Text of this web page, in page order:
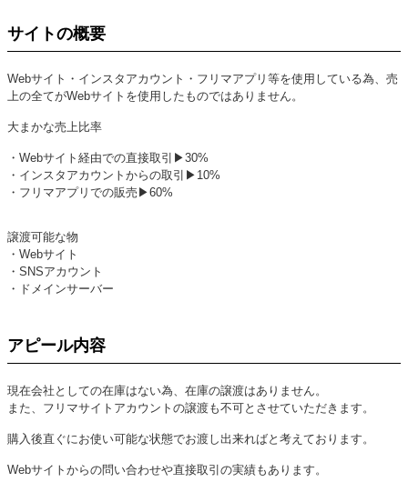
サイトの概要
Webサイト・インスタアカウント・フリマアプリ等を使用している為、売
上の全てがWebサイトを使用したものではありません。
大まかな売上比率
・Webサイト経由での直接取引▶30%
・インスタアカウントからの取引▶10%
・フリマアプリでの販売▶60%
譲渡可能な物
・Webサイト
・SNSアカウント
・ドメインサーバー
アピール内容
現在会社としての在庫はない為、在庫の譲渡はありません。
また、フリマサイトアカウントの譲渡も不可とさせていただきます。
購入後直ぐにお使い可能な状態でお渡し出来ればと考えております。
Webサイトからの問い合わせや直接取引の実績もあります。